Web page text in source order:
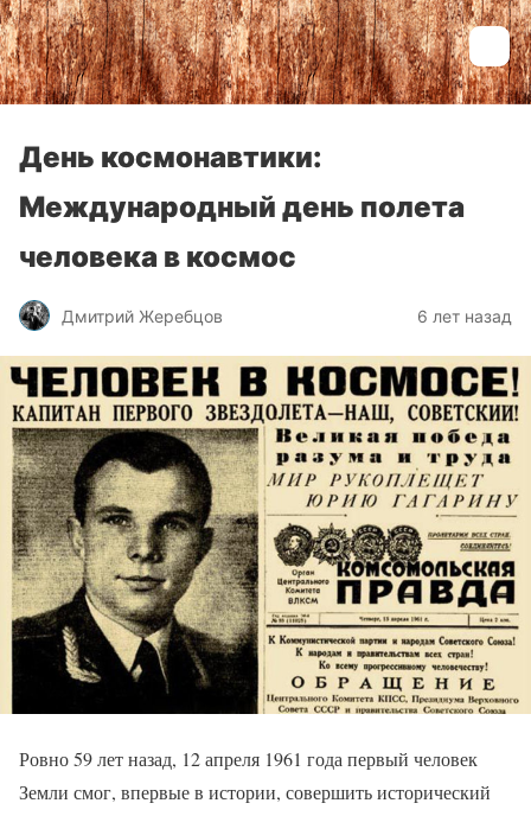
День космонавтики:
Международный день полета
человека в космос
Дмитрий Жеребцов 6 лет назад
Ровно 59 лет назад, 12 апреля 1961 года первый человек
Земли смог, впервые в истории, совершить исторический